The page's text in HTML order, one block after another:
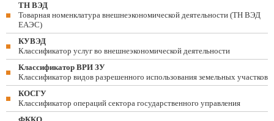
ТН ВЭД
Товарная номенклатура внешнеэкономической деятельности (ТН ВЭД
ЕАЭС)
КУВЭД
Классификатор услуг во внешнеэкономической деятельности
Классификатор ВРИ ЗУ
Классификатор видов разрешенного использования земельных участков
КОСГУ
Классификатор операций сектора государственного управления